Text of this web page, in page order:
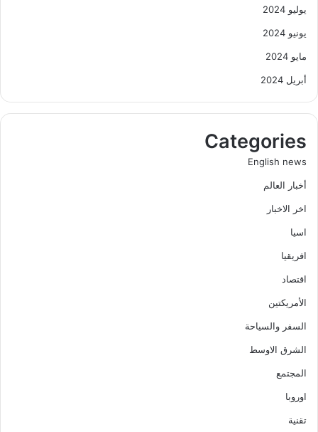
يوليو 2024
يونيو 2024
مايو 2024
أبريل 2024
Categories
English news
أخبار العالم
اخر الاخبار
اسيا
افريقيا
اقتصاد
الأمريكتين
السفر والسياحة
الشرق الاوسط
المجتمع
اوروبا
تقنية